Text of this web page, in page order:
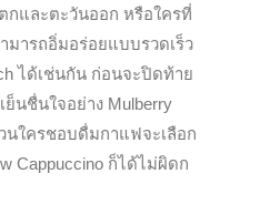
กและตะวันออก หรือใครที่
มารถอิ่มอร่อยแบบรวดเร็ว
ได้เช่นกัน ก่อนจะปิดท้าย
ย็นชื่นใจอย่าง Mulberry
นใครชอบดื่มกาแฟจะเลือก
Cappuccino ก็ได้ไม่ผิดก